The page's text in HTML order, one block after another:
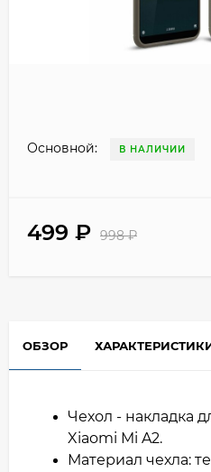
Основной: В НАЛИЧИИ
499 ₽ 998₽
ОБЗОР
Чехол - накладка
Xiaomi Mi A2.
Материал чехла: